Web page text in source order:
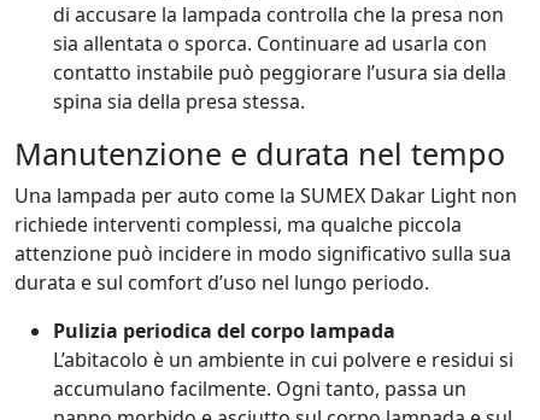
di accusare la lampada controlla che la presa non
sia allentata o sporca. Continuare ad usarla con
contatto instabile può peggiorare l’usura sia della
spina sia della presa stessa.
Manutenzione e durata nel tempo
Una lampada per auto come la SUMEX Dakar Light non
richiede interventi complessi, ma qualche piccola
attenzione può incidere in modo significativo sulla sua
durata e sul comfort d’uso nel lungo periodo.
Pulizia periodica del corpo lampada
L’abitacolo è un ambiente in cui polvere e residui si
accumulano facilmente. Ogni tanto, passa un